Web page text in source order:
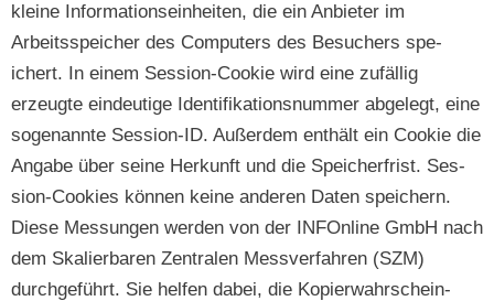
kleine Infor­ma­tion­sein­heit­en, die ein Anbi­eter im
Arbeitsspe­ich­er des Com­put­ers des Besuch­ers spe­
ichert. In einem Ses­sion-Cook­ie wird eine zufäl­lig
erzeugte ein­deutige Iden­ti­fika­tion­snum­mer abgelegt, eine
soge­nan­nte Ses­sion-ID. Außer­dem enthält ein Cook­ie die
Angabe über seine Herkun­ft und die Spe­icher­frist. Ses­
sion-Cook­ies kön­nen keine anderen Dat­en spe­ich­ern.
Diese Mes­sun­gen wer­den von der INFOn­line GmbH nach
dem Skalier­baren Zen­tralen Messver­fahren (SZM)
durchge­führt. Sie helfen dabei, die Kopier­wahrschein­